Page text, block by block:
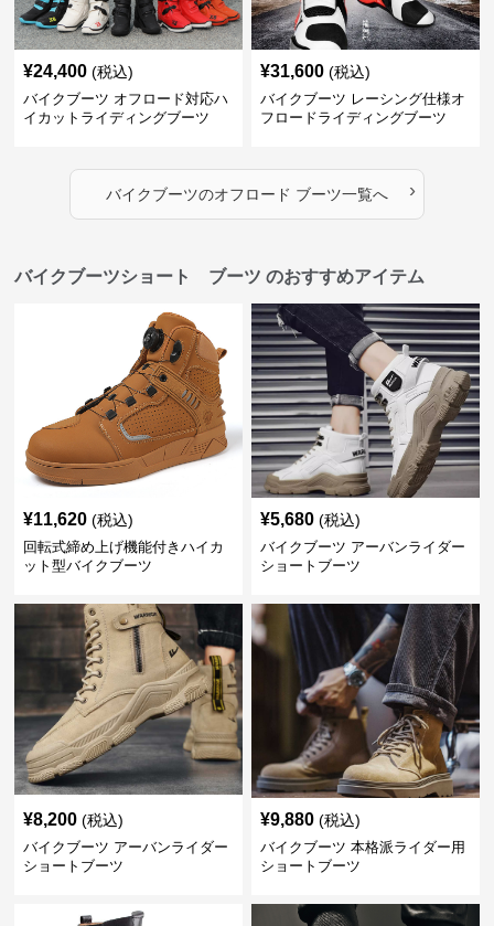
¥24,400 (税込)
バイクブーツ オフロード対応ハ
イカットライディングブーツ
¥31,600 (税込)
バイクブーツ レーシング仕様オ
フロードライディングブーツ
バイクブーツのオフロード ブーツ一覧へ ›
バイクブーツショート ブーツ のおすすめアイテム
¥11,620 (税込)
回転式締め上げ機能付きハイカ
ット型バイクブーツ
¥5,680 (税込)
バイクブーツ アーバンライダー
ショートブーツ
¥8,200 (税込)
バイクブーツ アーバンライダー
ショートブーツ
¥9,880 (税込)
バイクブーツ 本格派ライダー用
ショートブーツ